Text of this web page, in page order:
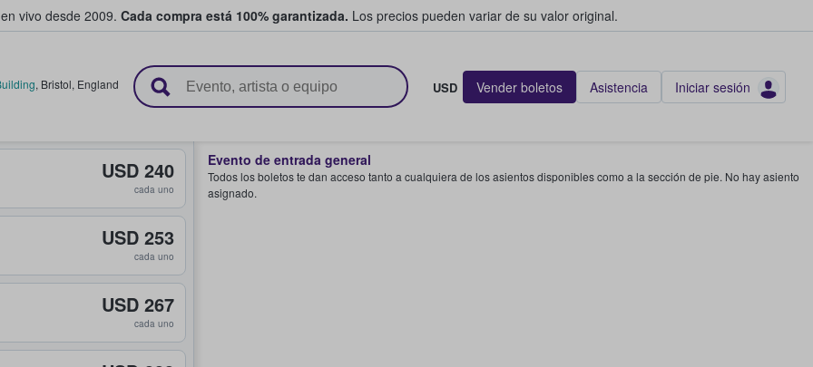
vivo desde 2009. Cada compra está 100% garantizada. Los precios pueden variar de su valor original.
y venden boletos
, Bristol, England
USD Vender boletos Asistencia Iniciar sesión
USD 240
cada uno
USD 253
cada uno
USD 267
cada uno
Evento de entrada general
Todos los boletos te dan acceso tanto a cualquiera de los asientos disponibles como a la sección de pie. No hay asiento
asignado.